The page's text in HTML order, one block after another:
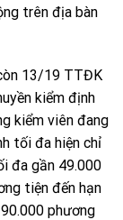
trên địa bàn
13/19 TTĐK
kiểm định
kiểm viên đang
tối đa hiện chỉ
đa gần 49.000
tiện đến hạn
phương